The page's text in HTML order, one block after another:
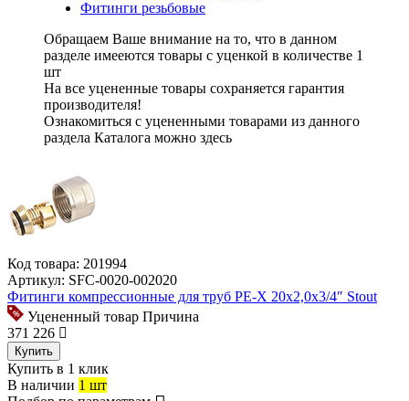
Фитинги резьбовые
Обращаем Ваше внимание на то, что в данном
разделе имееются товары с уценкой в количестве 1
шт
На все уцененные товары сохраняется гарантия
производителя!
Ознакомиться с уцененными товарами из данного
раздела Каталога можно здесь
Код товара: 201994
Артикул: SFC-0020-002020
Фитинги компрессионные для труб PE-X 20х2,0х3/4″ Stout
Уцененный товар Причина
371 226
Купить
Купить в 1 клик
В наличии 1 шт